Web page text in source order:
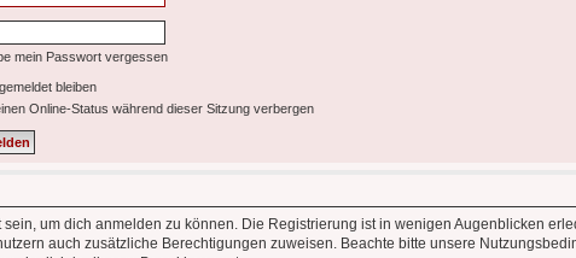
mein Passwort vergessen
bleiben
Online-Status während dieser Sitzung verbergen
um dich anmelden zu können. Die Registrierung ist in wenigen Augenblicken
auch zusätzliche Berechtigungen zuweisen. Beachte bitte unsere